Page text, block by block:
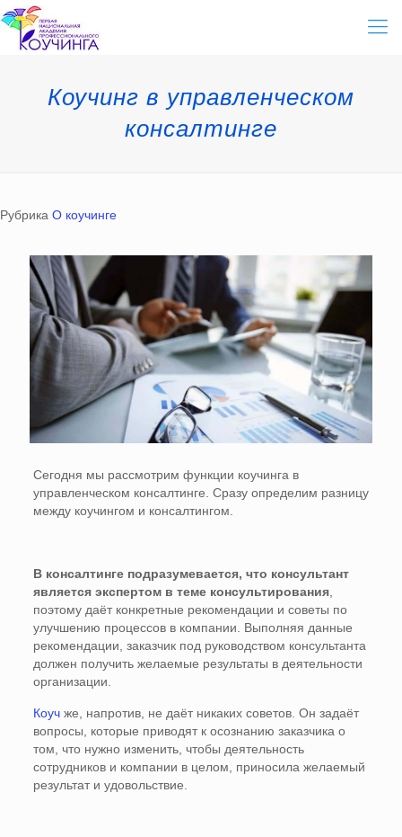
Коучинг в управленческом
консалтинге
Рубрика О коучинге
Сегодня мы рассмотрим функции коучинга в
управленческом консалтинге. Сразу определим разницу
между коучингом и консалтингом.
В консалтинге подразумевается, что консультант
является экспертом в теме консультирования,
поэтому даёт конкретные рекомендации и советы по
улучшению процессов в компании. Выполняя данные
рекомендации, заказчик под руководством консультанта
должен получить желаемые результаты в деятельности
организации.
Коучже, напротив, не даёт никаких советов. Он задаёт
вопросы, которые приводят к осознанию заказчика о
том, что нужно изменить, чтобы деятельность
сотрудников и компании в целом, приносила желаемый
результат и удовольствие.